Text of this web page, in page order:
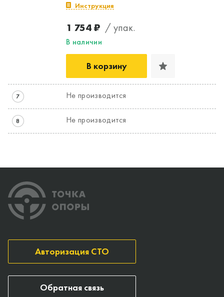
Инструкция
1 754 ₽ / упак.
В наличии
В корзину
7 Не производится
8 Не производится
Авторизация СТО
Обратная связь